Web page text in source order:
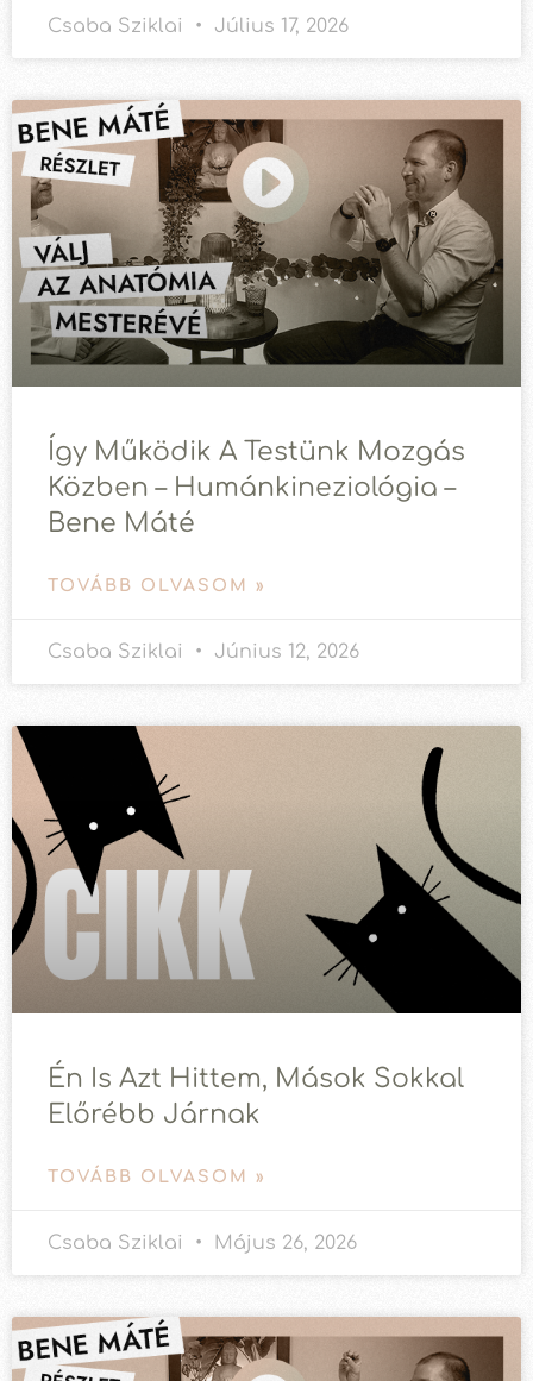
Csaba Sziklai Július 17, 2026
Így Működik A Testünk Mozgás
Közben – Humánkineziológia –
Bene Máté
TOVÁBB OLVASOM »
Csaba Sziklai Június 12, 2026
Én Is Azt Hittem, Mások Sokkal
Előrébb Járnak
TOVÁBB OLVASOM »
Csaba Sziklai Május 26, 2026